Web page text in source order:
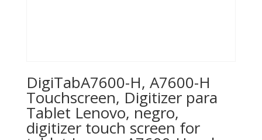
DigiTabA7600-H, A7600-H
Touchscreen, Digitizer para
Tablet Lenovo, negro,
digitizer touch screen for